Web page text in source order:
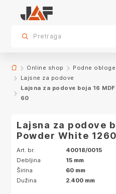
sr.skip-to.main-content
sr.skip-to.table-of-contents
sr.skip-to.main-navigation
Specifikacije
Pretraga
Online shop Podne obloge
Lajsne za podove
Lajsna za podove boja 16
60
Lajsna za podove
Powder White
Art. br.
40018/0015
Debljina
15 mm
Širina
60 mm
Dužina
2.400 mm